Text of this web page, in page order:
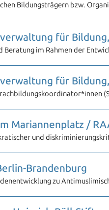
Bildungsträgern bzw.
für
Beratung im Rahmen der
für
Mariannenplatz /
und
Brandenburg
zu